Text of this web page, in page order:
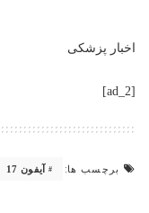
اخبار پزشکی
[ad_2]
برچسب ها: آیفون 17